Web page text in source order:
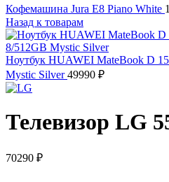
Кофемашина Jura E8 Piano White
Назад к товарам
Ноутбук HUAWEI MateBook D
Mystic Silver49990 ₽
Телевизор LG
70290 ₽